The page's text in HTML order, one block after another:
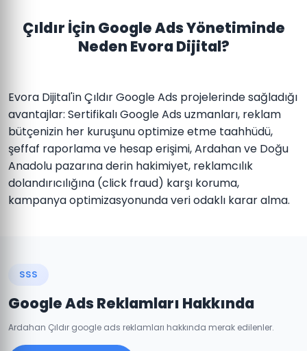
Çıldır İçin Google Ads Yönetiminde
Neden Evora Dijital?
Evora Dijital'in Çıldır Google Ads projelerinde sağladığı
avantajlar: Sertifikalı Google Ads uzmanları, reklam
bütçenizin her kuruşunu optimize etme taahhüdü,
şeffaf raporlama ve hesap erişimi, Ardahan ve Doğu
Anadolu pazarına derin hakimiyet, reklamcılık
dolandırıcılığına (click fraud) karşı koruma,
kampanya optimizasyonunda veri odaklı karar alma.
SSS
Google Ads Reklamları Hakkında
Ardahan Çıldır google ads reklamları hakkında merak edilenler.